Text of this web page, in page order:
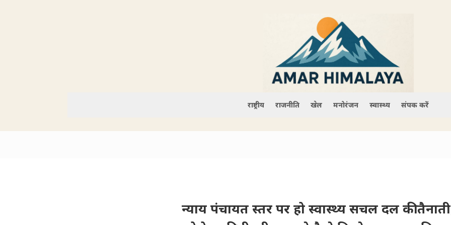
राष्ट्रीय राजनीति खेल मनोरंजन स्वास्थ्य संपर्क करें
न्याय पंचायत स्तर पर हो स्वास्थ्य सचल दल की